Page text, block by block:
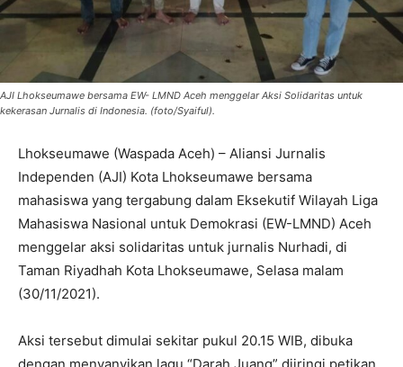
AJI Lhokseumawe bersama EW- LMND Aceh menggelar Aksi Solidaritas untuk
kekerasan Jurnalis di Indonesia. (foto/Syaiful).
Lhokseumawe (Waspada Aceh) – Aliansi Jurnalis
Independen (AJI) Kota Lhokseumawe bersama
mahasiswa yang tergabung dalam Eksekutif Wilayah Liga
Mahasiswa Nasional untuk Demokrasi (EW-LMND) Aceh
menggelar aksi solidaritas untuk jurnalis Nurhadi, di
Taman Riyadhah Kota Lhokseumawe, Selasa malam
(30/11/2021).
Aksi tersebut dimulai sekitar pukul 20.15 WIB, dibuka